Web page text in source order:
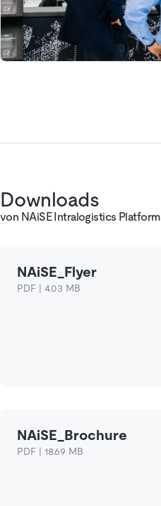
Downloads
von NAiSE Intralogistics Platform
NAiSE_Flyer
PDF | 4.03 MB
NAiSE_Brochure
PDF | 18.69 MB